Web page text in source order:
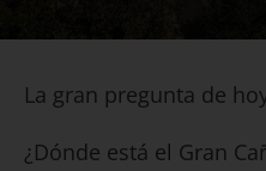
La gran pregunta de
¿Dónde está el Gran